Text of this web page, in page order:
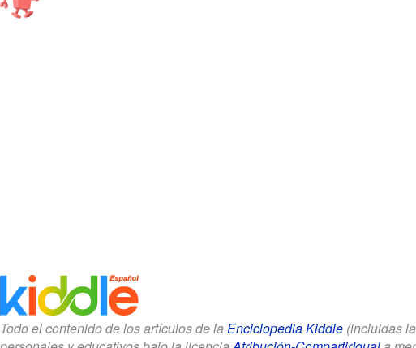
Todo el contenido de los artículos de la Enciclopedia Kiddle(incluidas